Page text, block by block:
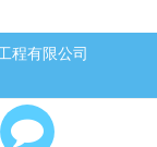
程有限公司